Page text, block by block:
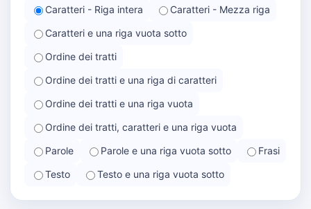
Caratteri - Riga intera
Caratteri - Mezza riga
Caratteri e una riga vuota sotto
Ordine dei tratti
Ordine dei tratti e una riga di caratteri
Ordine dei tratti e una riga vuota
Ordine dei tratti, caratteri e una riga vuota
Parole
Parole e una riga vuota sotto
Frasi
Testo
Testo e una riga vuota sotto